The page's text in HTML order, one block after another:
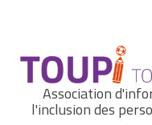
Association
l'inclusion des